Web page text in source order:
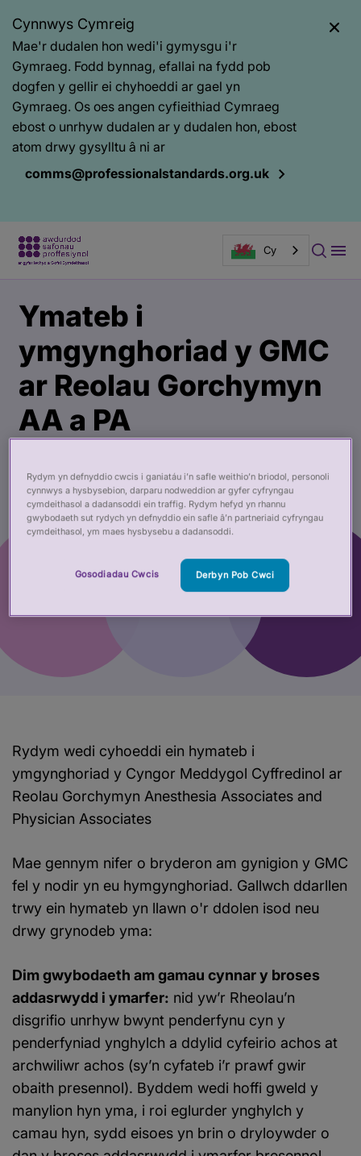
Cynnwys Cymreig
Mae'r dudalen hon wedi'i gymysgu i'r
Gymraeg. Fodd bynnag, efallai na fydd pob
dogfen y gellir ei chyhoeddi ar gael yn
Gymraeg. Os oes angen cyfieithiad Cymraeg
ebost o unrhyw dudalen ar y dudalen hon, ebost
atom drwy gysylltu â ni ar
comms@professionalstandards.org.uk
Cy
gynnwys
tudalen
Ymateb i
ymgynghoriad y GMC
ar Reolau Gorchymyn
AA a PA
Rydym wedi cyhoeddi ein hymateb i
ymgynghoriad y Cyngor Meddygol Cyffredinol ar
Reolau Gorchymyn Anesthesia Associates and
Physician Associates
Mae gennym nifer o bryderon am gynigion y GMC
fel y nodir yn eu hymgynghoriad. Gallwch ddarllen
trwy ein hymateb yn llawn o'r ddolen isod neu
drwy grynodeb yma:
Dim gwybodaeth am gamau cynnar y broses
addasrwydd i ymarfer: nid yw’r Rheolau’n
disgrifio unrhyw bwynt penderfynu cyn y
penderfyniad ynghylch a ddylid cyfeirio achos at
archwiliwr achos (sy’n cyfateb i’r prawf gwir
obaith presennol). Byddem wedi hoffi gweld y
manylion hyn yma, i roi eglurder ynghylch y
camau hyn, sydd eisoes yn brin o dryloywder o
Rydym yn defnyddio cwcis i ganiatáu i’n safle weithio’n briodol, personoli
cynnwys a hysbysebion, darparu nodweddion ar gyfer cyfryngau
cymdeithasol a dadansoddi ein traffig. Rydym hefyd yn rhannu
gwybodaeth sut rydych yn defnyddio ein safle â’n partneriaid cyfryngau
cymdeithasol, ym maes hysbysebu a dadansoddi.
Gosodiadau Cwcis Derbyn Pob Cwci